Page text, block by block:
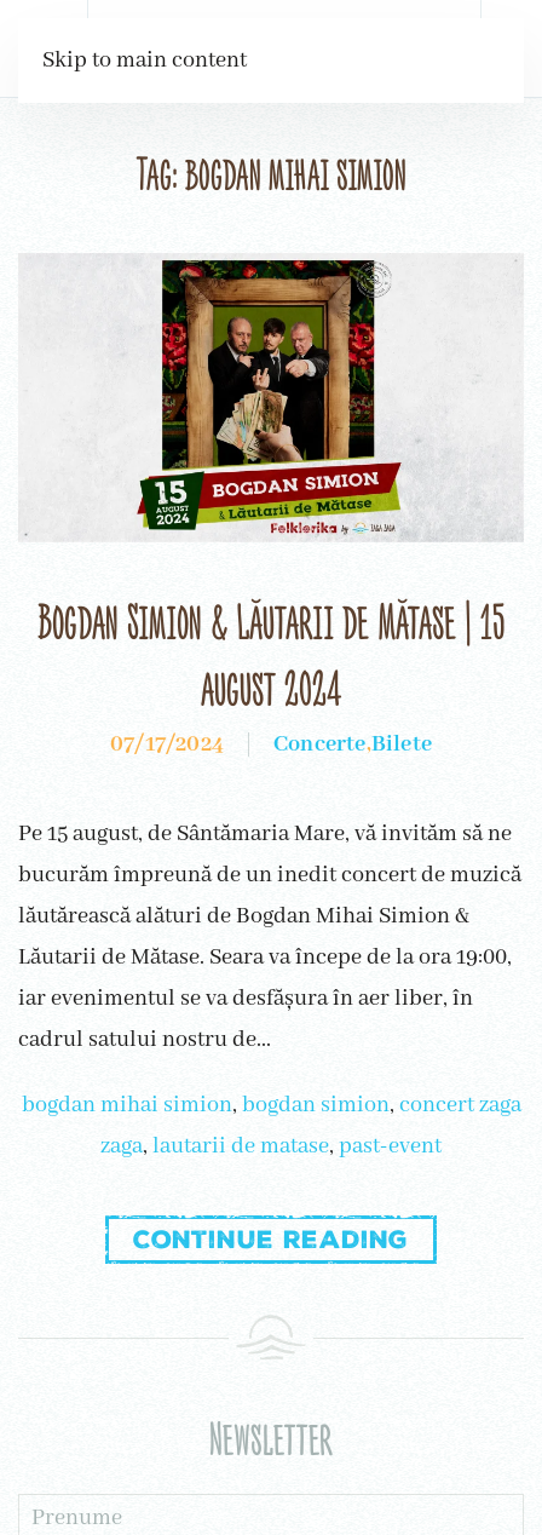
Skip to main content
Tag:bogdan mihai simion
Bogdan Simion & Lăutarii de Mătase | 15
august 2024
07/17/2024 Concerte,Bilete
Pe 15 august, de Sântămaria Mare, vă invităm să ne
bucurăm împreună de un inedit concert de muzică
lăutărească alături de Bogdan Mihai Simion &
Lăutarii de Mătase. Seara va începe de la ora 19:00,
iar evenimentul se va desfășura în aer liber, în
cadrul satului nostru de...
bogdan mihai simion, bogdan simion, concert zaga
zaga, lautarii de matase, past-event
Continue reading
Newsletter